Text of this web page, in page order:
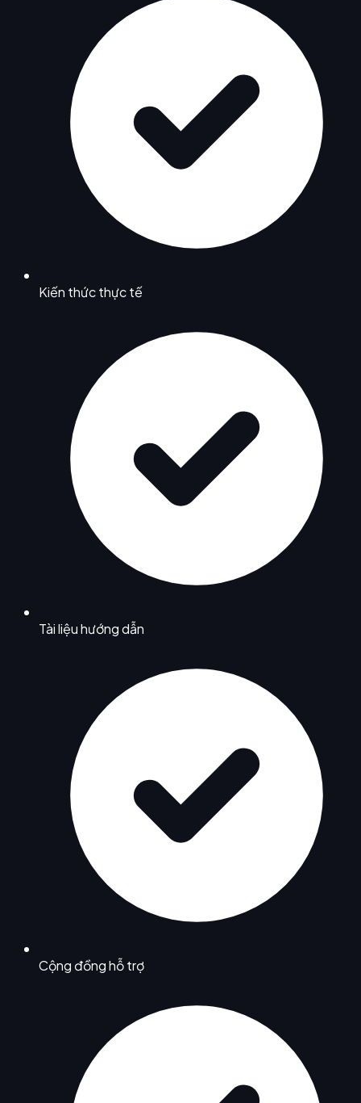
Kiến thức thực tế
Tài liệu hướng dẫn
Cộng đồng hỗ trợ